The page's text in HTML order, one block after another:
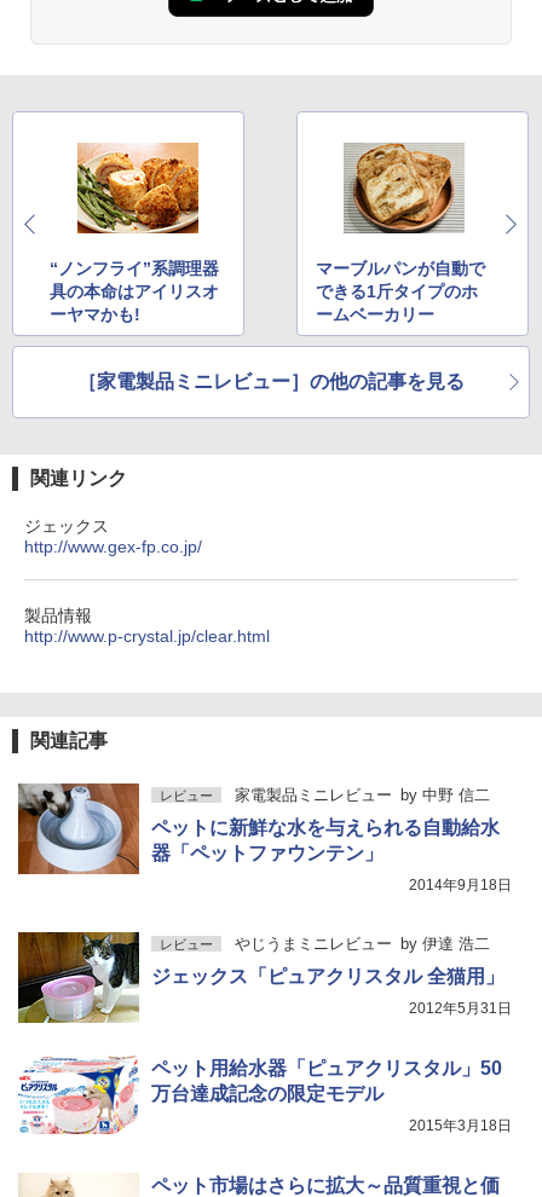
“ノンフライ”系調理器
具の本命はアイリスオ
ーヤマかも!
マーブルパンが自動で
できる1斤タイプのホ
ームベーカリー
［家電製品ミニレビュー］の他の記事を見る
関連リンク
ジェックス
http://www.gex-fp.co.jp/
製品情報
http://www.p-crystal.jp/clear.html
関連記事
レビュー 家電製品ミニレビュー by 中野 信二
ペットに新鮮な水を与えられる自動給水
器「ペットファウンテン」
2014年9月18日
レビュー やじうまミニレビュー by 伊達 浩二
ジェックス「ピュアクリスタル 全猫用」
2012年5月31日
ペット用給水器「ピュアクリスタル」50
万台達成記念の限定モデル
2015年3月18日
ペット市場はさらに拡大～品質重視と価